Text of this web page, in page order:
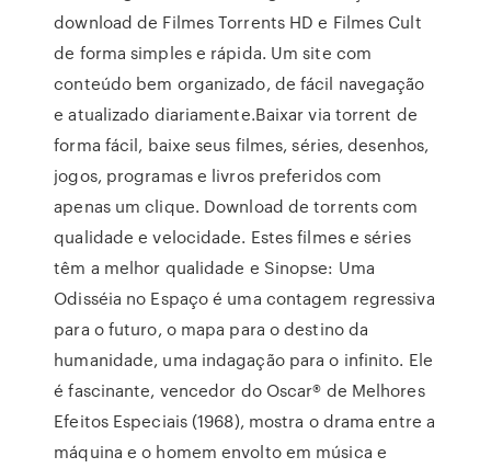
download de Filmes Torrents HD e Filmes Cult
de forma simples e rápida. Um site com
conteúdo bem organizado, de fácil navegação
e atualizado diariamente.Baixar via torrent de
forma fácil, baixe seus filmes, séries, desenhos,
jogos, programas e livros preferidos com
apenas um clique. Download de torrents com
qualidade e velocidade. Estes filmes e séries
têm a melhor qualidade e Sinopse: Uma
Odisséia no Espaço é uma contagem regressiva
para o futuro, o mapa para o destino da
humanidade, uma indagação para o infinito. Ele
é fascinante, vencedor do Oscar® de Melhores
Efeitos Especiais (1968), mostra o drama entre a
máquina e o homem envolto em música e